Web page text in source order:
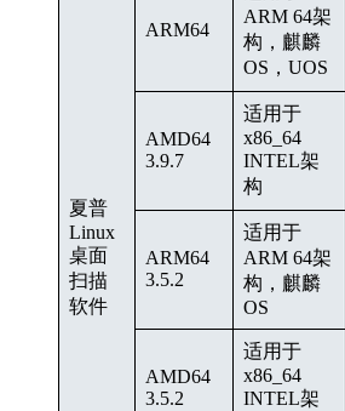
夏普
Linux
桌面
扫描
软件
ARM64
ARM 64架
构，麒麟
OS，UOS
AMD64
3.9.7
适用于
x86_64
INTEL架
构
ARM64
3.5.2
适用于
ARM 64架
构，麒麟
OS
AMD64
3.5.2
适用于
x86_64
INTEL架